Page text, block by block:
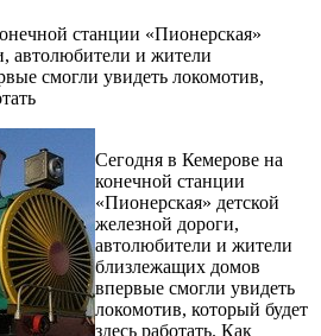
станции «Пионерская»
автолюбители и жители
смогли увидеть локомотив,
Сегодня в Кемерове на
конечной станции
«Пионерская» детской
железной дороги,
автолюбители и жители
близлежащих домов
впервые смогли увидеть
локомотив, который будет
здесь работать. Как